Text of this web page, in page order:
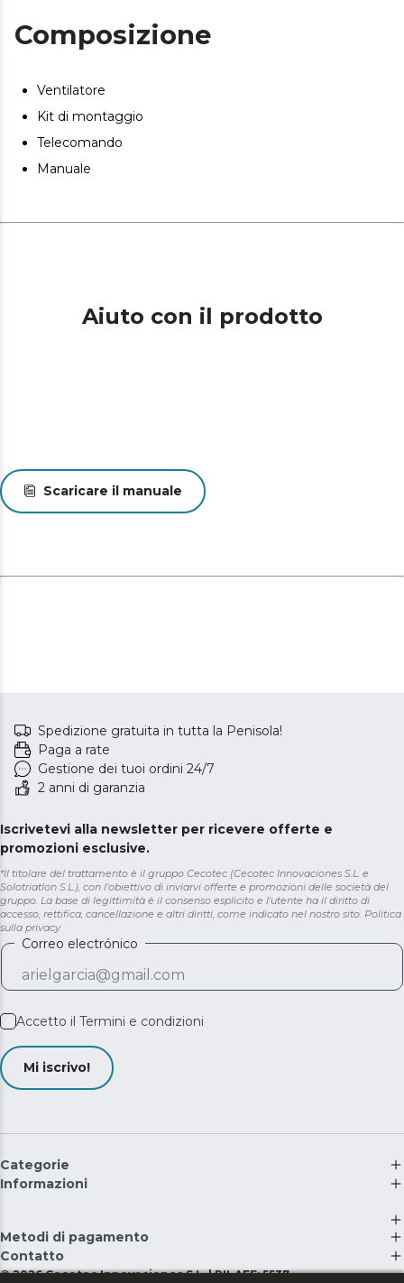
Composizione
Ventilatore
Kit di montaggio
Telecomando
Manuale
Aiuto con il prodotto
Scaricare il manuale
Spedizione gratuita in tutta la Penisola!
Paga a rate
Gestione dei tuoi ordini 24/7
2 anni di garanzia
Iscrivetevi alla newsletter per ricevere offerte e
promozioni esclusive.
*Il titolare del trattamento è il gruppo Cecotec (Cecotec Innovaciones S.L. e
Solotriatlon S.L.), con l'obiettivo di inviarvi offerte e promozioni delle società del
gruppo. La base di legittimità è il consenso esplicito e l'utente ha il diritto di
accesso, rettifica, cancellazione e altri diritti, come indicato nel nostro sito. Politica
sulla privacy
Correo electrónico
Accetto il Termini e condizioni
Mi iscrivo!
Categorie
Informazioni
Metodi di pagamento
Contatto
©2026 Cecotec Innovaciones S.L. | RII-AEE: 5537